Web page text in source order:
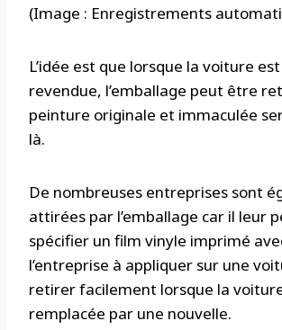
(Image : Enregistrements
L’idée est que lorsque la voiture
revendue, l’emballage peut être
peinture originale et immaculée
là.
De nombreuses entreprises sont
attirées par l’emballage car il leur
spécifier un film vinyle imprimé
l’entreprise à appliquer sur une
retirer facilement lorsque la
remplacée par une nouvelle.